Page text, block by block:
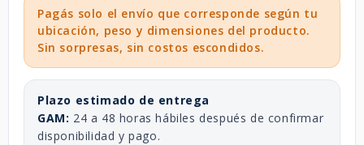
Pagás solo el envío que corresponde según tu
ubicación, peso y dimensiones del producto.
Sin sorpresas, sin costos escondidos.
Plazo estimado de entrega
GAM: 24 a 48 horas hábiles después de confirmar
disponibilidad y pago.